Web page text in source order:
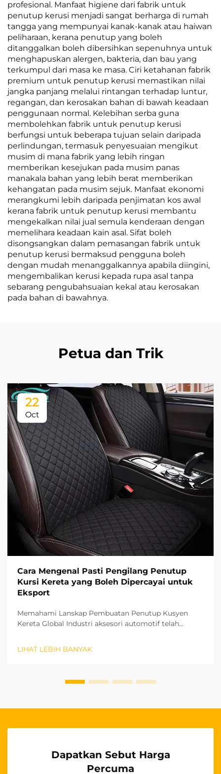
profesional. Manfaat higiene dari fabrik untuk
penutup kerusi menjadi sangat berharga di rumah
tangga yang mempunyai kanak-kanak atau haiwan
peliharaan, kerana penutup yang boleh
ditanggalkan boleh dibersihkan sepenuhnya untuk
menghapuskan alergen, bakteria, dan bau yang
terkumpul dari masa ke masa. Ciri ketahanan fabrik
premium untuk penutup kerusi memastikan nilai
jangka panjang melalui rintangan terhadap luntur,
regangan, dan kerosakan bahan di bawah keadaan
penggunaan normal. Kelebihan serba guna
membolehkan fabrik untuk penutup kerusi
berfungsi untuk beberapa tujuan selain daripada
perlindungan, termasuk penyesuaian mengikut
musim di mana fabrik yang lebih ringan
memberikan kesejukan pada musim panas
manakala bahan yang lebih berat memberikan
kehangatan pada musim sejuk. Manfaat ekonomi
merangkumi lebih daripada penjimatan kos awal
kerana fabrik untuk penutup kerusi membantu
mengekalkan nilai jual semula kenderaan dengan
memelihara keadaan kain asal. Sifat boleh
disongsangkan dalam pemasangan fabrik untuk
penutup kerusi bermaksud pengguna boleh
dengan mudah menanggalkannya apabila diingini,
mengembalikan kerusi kepada rupa asal tanpa
sebarang pengubahsuaian kekal atau kerosakan
pada bahan di bawahnya.
Petua dan Trik
22
Oct
Cara Mengenal Pasti Pengilang Penutup
Kursi Kereta yang Boleh Dipercayai untuk
Eksport
Memahami Lanskap Pembuatan Penutup Kusyen
Kereta Global Industri aksesori automotif telah
kereta muncul sebagai segmen penting. Bagi
LIHAT LEBIH BANYAK
Dapatkan Sebut Harga
Percuma